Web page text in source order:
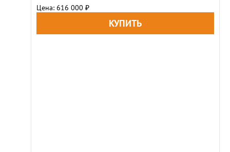
Цена: 616 000 ₽